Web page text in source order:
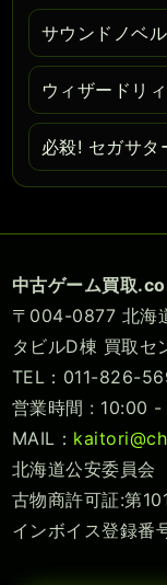
サウンドノベ
ウィザードリ
必殺! セガサタ
中古ゲーム買取
〒004-0877 北海
タビルD棟 買取セ
TEL：011-826-
営業時間 : 10:00 -
MAIL：
北海道公安委員会
古物商許可証:第
インボイス登録